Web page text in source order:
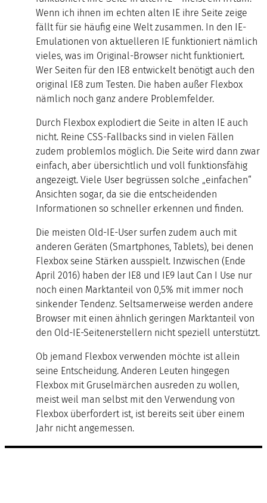
Wenn ich ihnen im echten alten IE ihre Seite zeige
fällt für sie häufig eine Welt zusammen. In den IE-
Emulationen von aktuelleren IE funktioniert nämlich
vieles, was im Original-Browser nicht funktioniert.
Wer Seiten für den IE8 entwickelt benötigt auch den
original IE8 zum Testen. Die haben außer Flexbox
nämlich noch ganz andere Problemfelder.
Durch Flexbox explodiert die Seite in alten IE auch
nicht. Reine CSS-Fallbacks sind in vielen Fällen
zudem problemlos möglich. Die Seite wird dann zwar
einfach, aber übersichtlich und voll funktionsfähig
angezeigt. Viele User begrüssen solche „einfachen“
Ansichten sogar, da sie die entscheidenden
Informationen so schneller erkennen und finden.
Die meisten Old-IE-User surfen zudem auch mit
anderen Geräten (Smartphones, Tablets), bei denen
Flexbox seine Stärken ausspielt. Inzwischen (Ende
April 2016) haben der IE8 und IE9 laut Can I Use nur
noch einen Marktanteil von 0,5% mit immer noch
sinkender Tendenz. Seltsamerweise werden andere
Browser mit einen ähnlich geringen Marktanteil von
den Old-IE-Seitenerstellern nicht speziell unterstützt.
Ob jemand Flexbox verwenden möchte ist allein
seine Entscheidung. Anderen Leuten hingegen
Flexbox mit Gruselmärchen ausreden zu wollen,
meist weil man selbst mit den Verwendung von
Flexbox überfordert ist, ist bereits seit über einem
Jahr nicht angemessen.